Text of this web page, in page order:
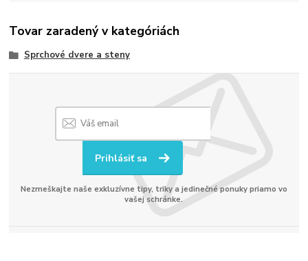
Tovar zaradený v kategóriách
Sprchové dvere a steny
Prihlásiť sa
Nezmeškajte naše exkluzívne tipy, triky a jedinečné ponuky priamo vo
vašej schránke.